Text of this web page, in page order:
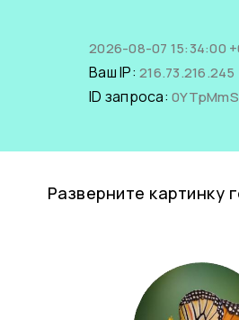
2026-08-07 15:34:00
Ваш IP: 216.73.216.245
ID запроса:
Разверните картинку